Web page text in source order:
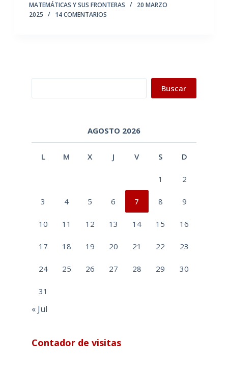
MATEMÁTICAS Y SUS FRONTERAS
20 MARZO
2025
14 COMENTARIOS
Buscar
AGOSTO 2026
L M X J V S D
1 2
3 4 5 6 7 8 9
10 11 12 13 14 15 16
17 18 19 20 21 22 23
24 25 26 27 28 29 30
31
« Jul
Contador de visitas